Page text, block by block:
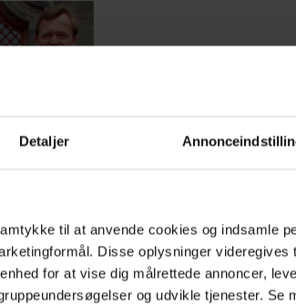
Detaljer
til at anvende cookies og indsamle
Disse oplysninger videregives
for at vise dig målrettede annoncer,
og udvikle tjenester. Se
magtfulde navn er
MODE